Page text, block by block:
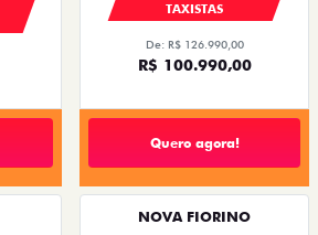
TAXISTAS
De: R$ 126.990,00
R$ 100.990,00
Quero agora!
NOVA FIORINO